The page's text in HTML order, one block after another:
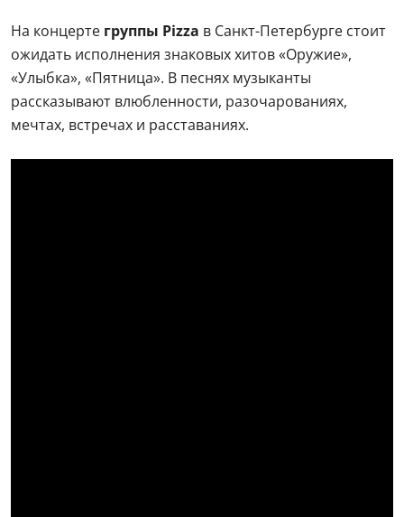
На концерте группы Pizza в Санкт-Петербурге стоит
ожидать исполнения знаковых хитов «Оружие»,
«Улыбка», «Пятница». В песнях музыканты
рассказывают влюбленности, разочарованиях,
мечтах, встречах и расставаниях.